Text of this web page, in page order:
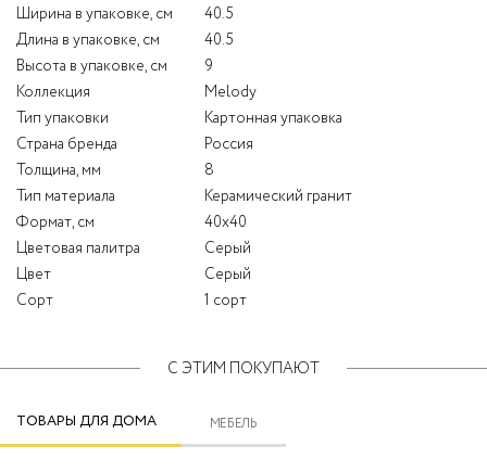
Ширина в упаковке, см
40.5
Длина в упаковке, см
40.5
Высота в упаковке, см
9
Коллекция
Melody
Тип упаковки
Картонная упаковка
Страна бренда
Россия
Толщина, мм
8
Тип материала
Керамический гранит
Формат, см
40x40
Цветовая палитра
Серый
Цвет
Серый
Сорт
1 сорт
С ЭТИМ ПОКУПАЮТ
ТОВАРЫ ДЛЯ ДОМА МЕБЕЛЬ